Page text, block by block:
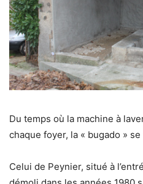
Du temps où la machine à
chaque foyer, la « bugado »
Celui de Peynier, situé à